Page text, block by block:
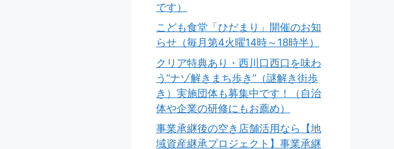
です）
こども食堂「ひだまり」開催のお知
らせ（毎月第4火曜14時～18時半）
クリア特典あり・西川口西口を味わ
う”ナゾ解きまち歩き”（謎解き街歩
き）実施団体も募集中です！（自治
体や企業の研修にもお薦め）
事業承継後の空き店舗活用なら【地
域資産継承プロジェクト】事業承継